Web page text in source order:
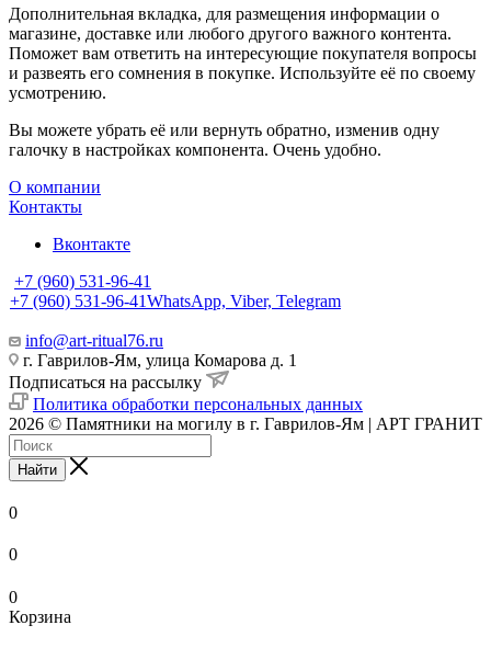
Дополнительная вкладка, для размещения информации о
магазине, доставке или любого другого важного контента.
Поможет вам ответить на интересующие покупателя вопросы
и развеять его сомнения в покупке. Используйте её по своему
усмотрению.
Вы можете убрать её или вернуть обратно, изменив одну
галочку в настройках компонента. Очень удобно.
О компании
Контакты
Вконтакте
+7 (960) 531-96-41
+7 (960) 531-96-41WhatsApp, Viber, Telegram
info@art-ritual76.ru
г. Гаврилов-Ям, улица Комарова д. 1
Подписаться на рассылку
Политика обработки персональных данных
2026 © Памятники на могилу в г. Гаврилов-Ям | АРТ ГРАНИТ
Найти
0
0
0
Корзина